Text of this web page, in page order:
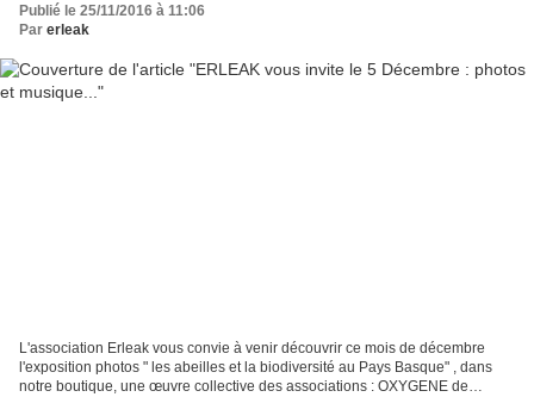
Publié le 25/11/2016 à 11:06
Par erleak
L'association Erleak vous convie à venir découvrir ce mois de décembre
l'exposition photos " les abeilles et la biodiversité au Pays Basque" , dans
notre boutique, une œuvre collective des associations : OXYGENE de